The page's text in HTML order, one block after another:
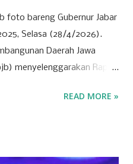
foto bareng Gubernur Jabar
Selasa (28/4/2026).
Daerah Jawa
menyelenggarakan Rapat
Rapat berlangsung secara
READ MORE »